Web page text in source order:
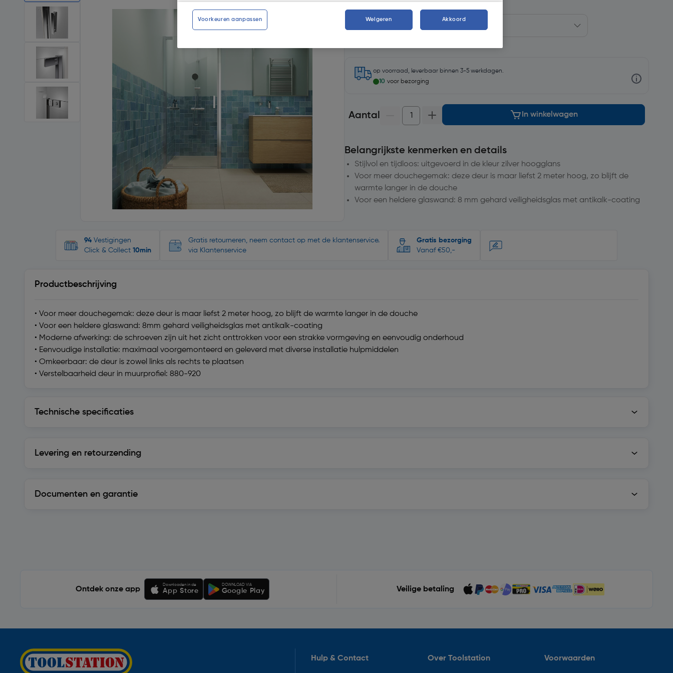
Kies productvariant (3)
op voorraad, leverbaar binnen 3-5 werkdagen.
10 voor bezorging
Aantal In winkelwagen
Belangrijkste kenmerken en details
Stijlvol en tijdloos: uitgevoerd in de kleur zilver hoogglans
Voor meer douchegemak: deze deur is maar liefst 2 meter hoog, zo blijft de
warmte langer in de douche
Voor een heldere glaswand: 8 mm gehard veiligheidsglas met antikalk-coating
94 Vestigingen
Click & Collect 10min
Gratis retourneren, neem contact op met de klantenservice.
via Klantenservice
Gratis bezorging
Vanaf €50,-
Productbeschrijving
• Voor meer douchegemak: deze deur is maar liefst 2 meter hoog, zo blijft de warmte langer in de douche
• Voor een heldere glaswand: 8mm gehard veiligheidsglas met antikalk-coating
• Moderne afwerking: de schroeven zijn uit het zicht onttrokken voor een strakke vormgeving en eenvoudig onderhoud
• Eenvoudige installatie: maximaal voorgemonteerd en geleverd met diverse installatie hulpmiddelen
• Omkeerbaar: de deur is zowel links als rechts te plaatsen
• Verstelbaarheid deur in muurprofiel: 880-920
Technische specificaties
Levering en retourzending
Documenten en garantie
Ontdek onze app
Downloaden in de
App Store
DOWNLOAD VIA
Google Play Veilige betaling
Hulp & Contact Over Toolstation Voorwaarden
Voorkeuren aanpassen Weigeren Akkoord